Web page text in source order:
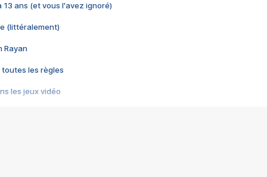
13 ans (et vous l'avez ignoré)
(littéralement)
Rayan
toutes les règles
les jeux vidéo